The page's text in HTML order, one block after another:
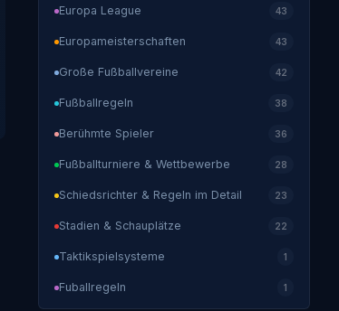
Europa League 43
Europameisterschaften 43
Große Fußballvereine 42
Fußballregeln 38
Berühmte Spieler 36
Fußballturniere & Wettbewerbe 28
Schiedsrichter & Regeln im Detail 23
Stadien & Schauplätze 22
Taktikspielsysteme 1
Fuballregeln 1